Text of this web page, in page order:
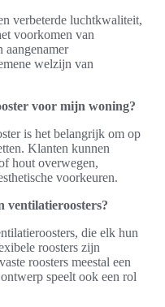
verbeterde luchtkwaliteit,
voorkomen van
aangenamer
welzijn van
voor mijn woning?
is het belangrijk om op
Klanten kunnen
hout overwegen,
voorkeuren.
ventilatieroosters?
die elk hun
roosters zijn
roosters meestal een
speelt ook een rol